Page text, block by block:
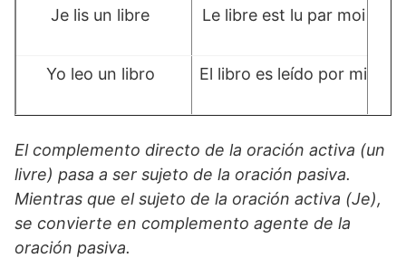
Je lis un libre Le libre est lu par moi
Yo leo un libro El libro es leído por mi
El complemento directo de la oración activa (un
livre) pasa a ser sujeto de la oración pasiva.
Mientras que el sujeto de la oración activa (Je),
se convierte en complemento agente de la
oración pasiva.